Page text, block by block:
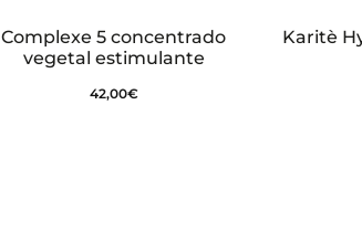
Complexe 5 concentrado
vegetal estimulante
42,00€
Karitè